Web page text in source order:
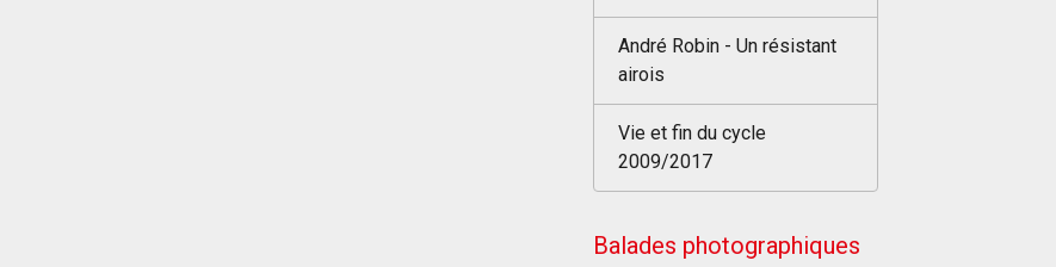
André Robin - Un résistant
airois
Vie et fin du cycle
2009/2017
Balades photographiques